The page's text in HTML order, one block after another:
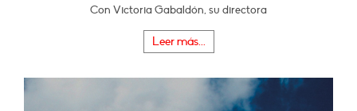
Con Victoria Gabaldón, su directora
Leer más...